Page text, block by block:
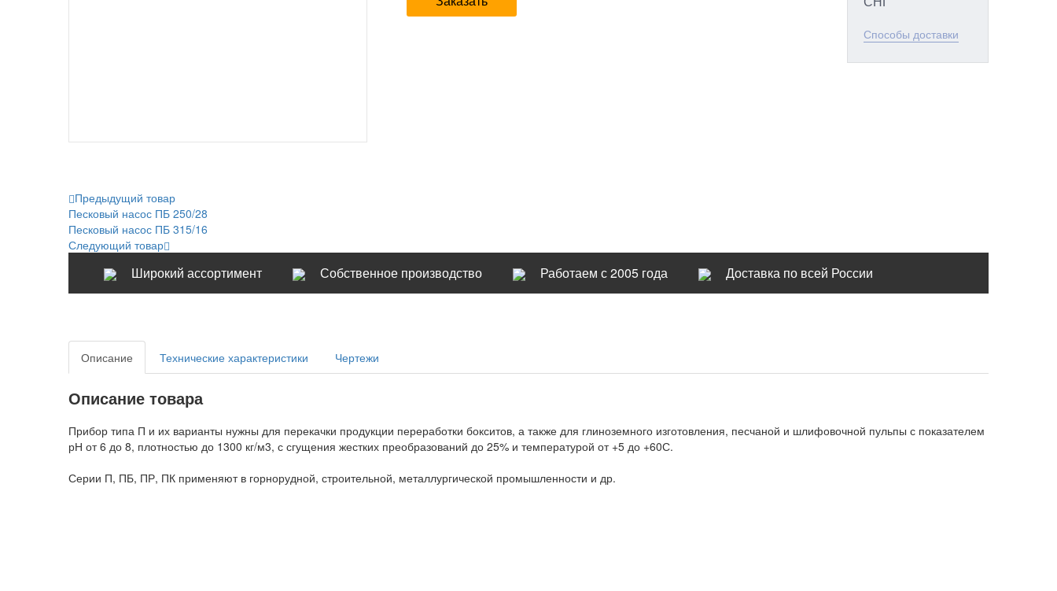
Способы доставки
Предыдущий товар
Песковый насос ПБ 250/28
Песковый насос ПБ 315/16
Следующий товар
Широкий ассортимент Собственное производство Работаем с 2005 года Доставка по всей России
Описание Технические характеристики Чертежи
Описание товара
Прибор типа П и их варианты нужны для перекачки продукции переработки бокситов, а также для глиноземного изготовления, песчаной и шлифовочной пульпы с показателем
рН от 6 до 8, плотностью до 1300 кг/м3, с сгущения жестких преобразований до 25% и температурой от +5 до +60С.
Серии П, ПБ, ПР, ПК применяют в горнорудной, строительной, металлургической промышленности и др.